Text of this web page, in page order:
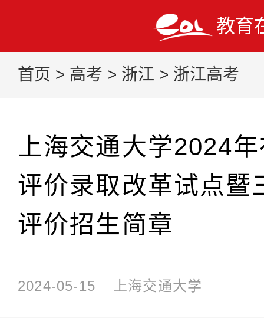
教育
首页 > 高考 > 浙江 > 浙江高考
上海交通大学2024
评价录取改革试点暨
评价招生简章
2024-05-15 上海交通大学